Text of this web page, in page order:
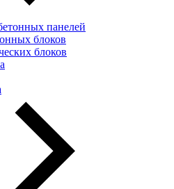
панелей
блоков
блоков